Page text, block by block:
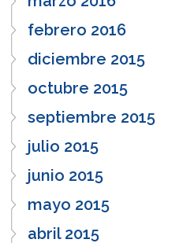
febrero 2016
diciembre 2015
octubre 2015
septiembre 2015
julio 2015
junio 2015
mayo 2015
abril 2015